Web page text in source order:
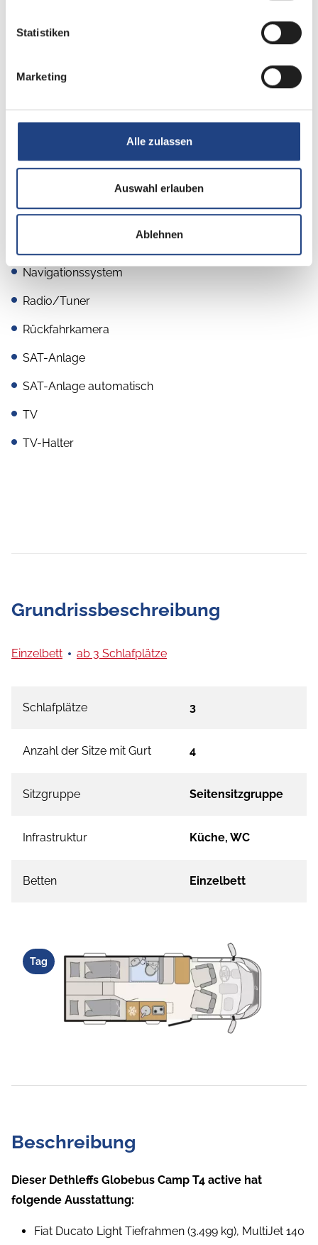
Statistiken
Marketing
Alle zulassen
Auswahl erlauben
Ablehnen
Gasumschaltanlage automatisch
Multimedia
Navigationssystem
Radio/Tuner
Rückfahrkamera
SAT-Anlage
SAT-Anlage automatisch
TV
TV-Halter
Grundrissbeschreibung
Einzelbett ab 3 Schlafplätze
Schlafplätze 3
Anzahl der Sitze mit Gurt 4
Sitzgruppe Seitensitzgruppe
Infrastruktur Küche, WC
Betten Einzelbett
Tag
Beschreibung
Dieser Dethleffs Globebus Camp T4 active hat
folgende Ausstattung:
Fiat Ducato Light Tiefrahmen (3.499 kg), MultiJet 140